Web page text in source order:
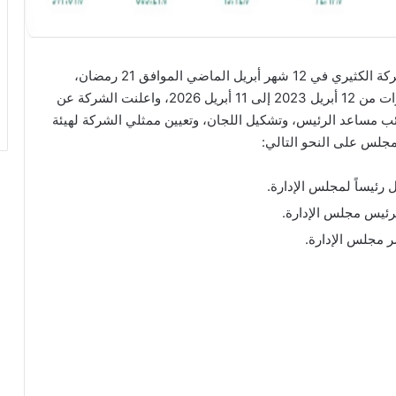
أعلنت الجمعية العامة الغير عادية “الاجتماع الثاني” لشركة الكثيري في 12 شهر أبريل الماضي الموافق 21 رمضان،
والذي تشمل انتخاب مجلس إدارة جديد لمدة ثلاث سنوات من 12 أبريل 2023 إلى 11 أبريل 2026، واعلنت الشركة عن
مساعد الرئيس، وتشكيل اللجان، وتعيين ممثلي الشركة لهيئة
على النحو التالي:
رئيساً لمجلس الإدارة.
مجلس الإدارة.
مجلس الإدارة.